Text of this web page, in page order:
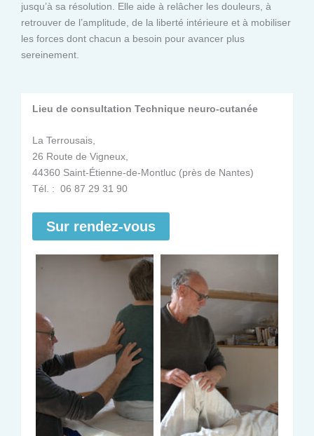
jusqu’à sa résolution. Elle aide à relâcher les douleurs, à
retrouver de l’amplitude, de la liberté intérieure et à mobiliser
les forces dont chacun a besoin pour avancer plus
sereinement.
Lieu de consultation Technique neuro-cutanée
La Terrousais,
26 Route de Vigneux,
44360 Saint-Étienne-de-Montluc (près de Nantes)
Tél. : 06 87 29 31 90
Sur rendez-vous